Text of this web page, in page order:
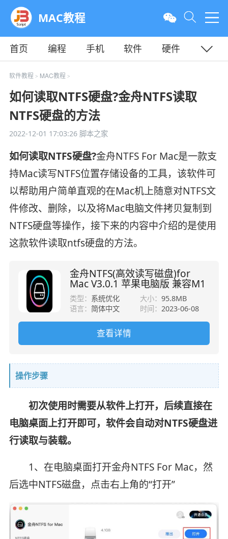
MAC教程
首页 编程 手机 软件
硬件
教程
平面
软件教程 > MAC教程 >
如何读取NTFS硬盘?金舟NTFS读取
NTFS硬盘的方法
2022-12-01 17:03:26脚本之家
如何读取NTFS硬盘?金舟NTFS For Mac是一款支
持Mac读写NTFS位置存储设备的工具，该软件可
以帮助用户简单直观的在Mac机上随意对NTFS文
件修改、删除，以及将Mac电脑文件拷贝复制到
NTFS硬盘等操作，接下来的内容中介绍的是使用
这款软件读取ntfs硬盘的方法。
金舟NTFS(高效读写磁盘)for
Mac V3.0.1 苹果电脑版 兼容M1
类型： 系统优化 大小： 95.8MB
语言： 简体中文 时间： 2023-06-08
查看详情
操作步骤
初次使用时需要从软件上打开，后续直接在
电脑桌面上打开即可，软件会自动对NTFS硬盘进
行读取与装载。
1、在电脑桌面打开金舟NTFS For Mac，然
后选中NTFS磁盘，点击右上角的“打开”